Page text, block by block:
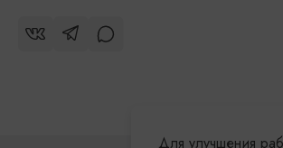
Для улучшения